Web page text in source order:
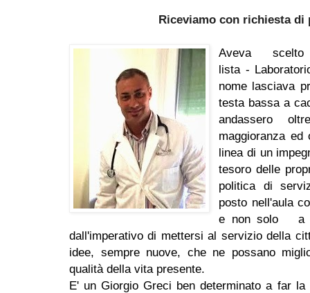
Riceviamo con richiesta di
Aveva
lista -
nome lasciava
testa bassa a
andassero
maggioranza ed
linea di un
tesoro delle
politica di
posto nell'aula
e non solo a
dall'imperativo di mettersi al servizio della
idee, sempre nuove, che ne possano
qualità della vita presente.
E' un Giorgio Greci ben determinato a far